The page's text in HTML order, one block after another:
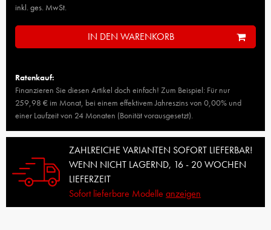
inkl. ges. MwSt.
IN DEN WARENKORB
Ratenkauf:
Finanzieren Sie diesen Artikel doch einfach! Zum Beispiel: Für nur
259,98 € im Monat, bei einem effektivem Jahreszins von 0,00% und
einer Laufzeit von 24 Monaten (Bonität vorausgesetzt).
ZAHLREICHE VARIANTEN SOFORT LIEFERBAR!
WENN NICHT LAGERND, 16 - 20 WOCHEN
LIEFERZEIT
Sofort lieferbare Modelleanzeigen